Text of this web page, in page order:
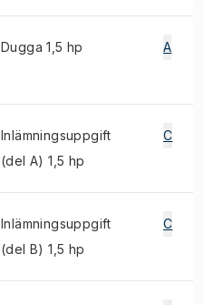
Dugga 1,5 hp A
Inlämningsuppgift
(del A) 1,5 hp
C
Inlämningsuppgift
(del B) 1,5 hp
C